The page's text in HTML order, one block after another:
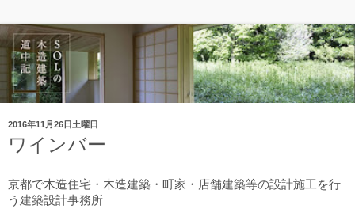
2016年11月26日土曜日
ワインバー
京都で木造住宅・木造建築・町家・店舗建築等の設計施工を行
う建築設計事務所